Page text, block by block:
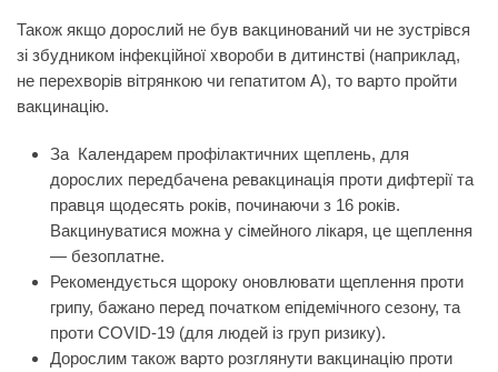
Також якщо дорослий не був вакцинований чи не зустрівся
зі збудником інфекційної хвороби в дитинстві (наприклад,
не перехворів вітрянкою чи гепатитом А), то варто пройти
вакцинацію.
За Календарем профілактичних щеплень, для
дорослих передбачена ревакцинація проти дифтерії та
правця щодесять років, починаючи з 16 років.
Вакцинуватися можна у сімейного лікаря, це щеплення
— безоплатне.
Рекомендується щороку оновлювати щеплення проти
грипу, бажано перед початком епідемічного сезону, та
проти COVID-19 (для людей із груп ризику).
Дорослим також варто розглянути вакцинацію проти